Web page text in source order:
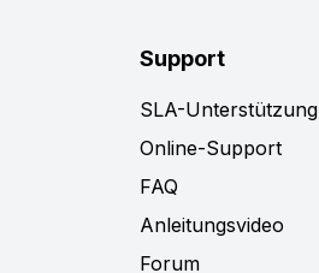
Support
SLA-Unterstützung
Online-Support
FAQ
Anleitungsvideo
Forum